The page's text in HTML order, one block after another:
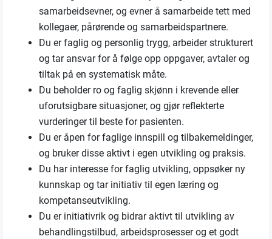
samarbeidsevner, og evner å samarbeide tett med
kollegaer, pårørende og samarbeidspartnere.
Du er faglig og personlig trygg, arbeider strukturert
og tar ansvar for å følge opp oppgaver, avtaler og
tiltak på en systematisk måte.
Du beholder ro og faglig skjønn i krevende eller
uforutsigbare situasjoner, og gjør reflekterte
vurderinger til beste for pasienten.
Du er åpen for faglige innspill og tilbakemeldinger,
og bruker disse aktivt i egen utvikling og praksis.
Du har interesse for faglig utvikling, oppsøker ny
kunnskap og tar initiativ til egen læring og
kompetanseutvikling.
Du er initiativrik og bidrar aktivt til utvikling av
behandlingstilbud, arbeidsprosesser og et godt